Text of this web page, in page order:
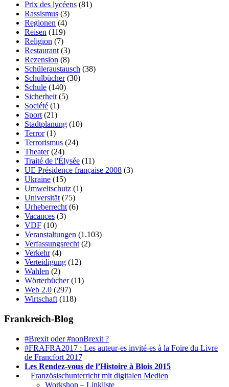
Prix des lycéens (81)
Rassismus (3)
Regionen (4)
Reisen (119)
Religion (7)
Restaurant (3)
Rezension (8)
Schüleraustausch (38)
Schulbücher(30)
Schule (140)
Sicherheit (5)
Société (1)
Sport (21)
Stadtplanung (10)
Terror(1)
Terrorismus (24)
Theater(24)
Traité de l'Élysée (11)
UE Présidence française 2008 (3)
Ukraine (15)
Umweltschutz (1)
Universität (75)
Urheberrecht (6)
Vacances (3)
VDF (10)
Veranstaltungen (1.103)
Verfassungsrecht (2)
Verkehr(4)
Verteidigung (12)
Wahlen (2)
Wörterbücher(11)
Web 2.0 (297)
Wirtschaft (118)
Frankreich-Blog
#Brexit oder #nonBrexit ?
#FRAFRA2017 : Les auteur-es invité-es à la Foire du Livre
de Francfort 2017
Les Rendez-vous de l’Histoire à Blois 2015
Französischunterricht mit digitalen Medien
Workshop – Linkliste